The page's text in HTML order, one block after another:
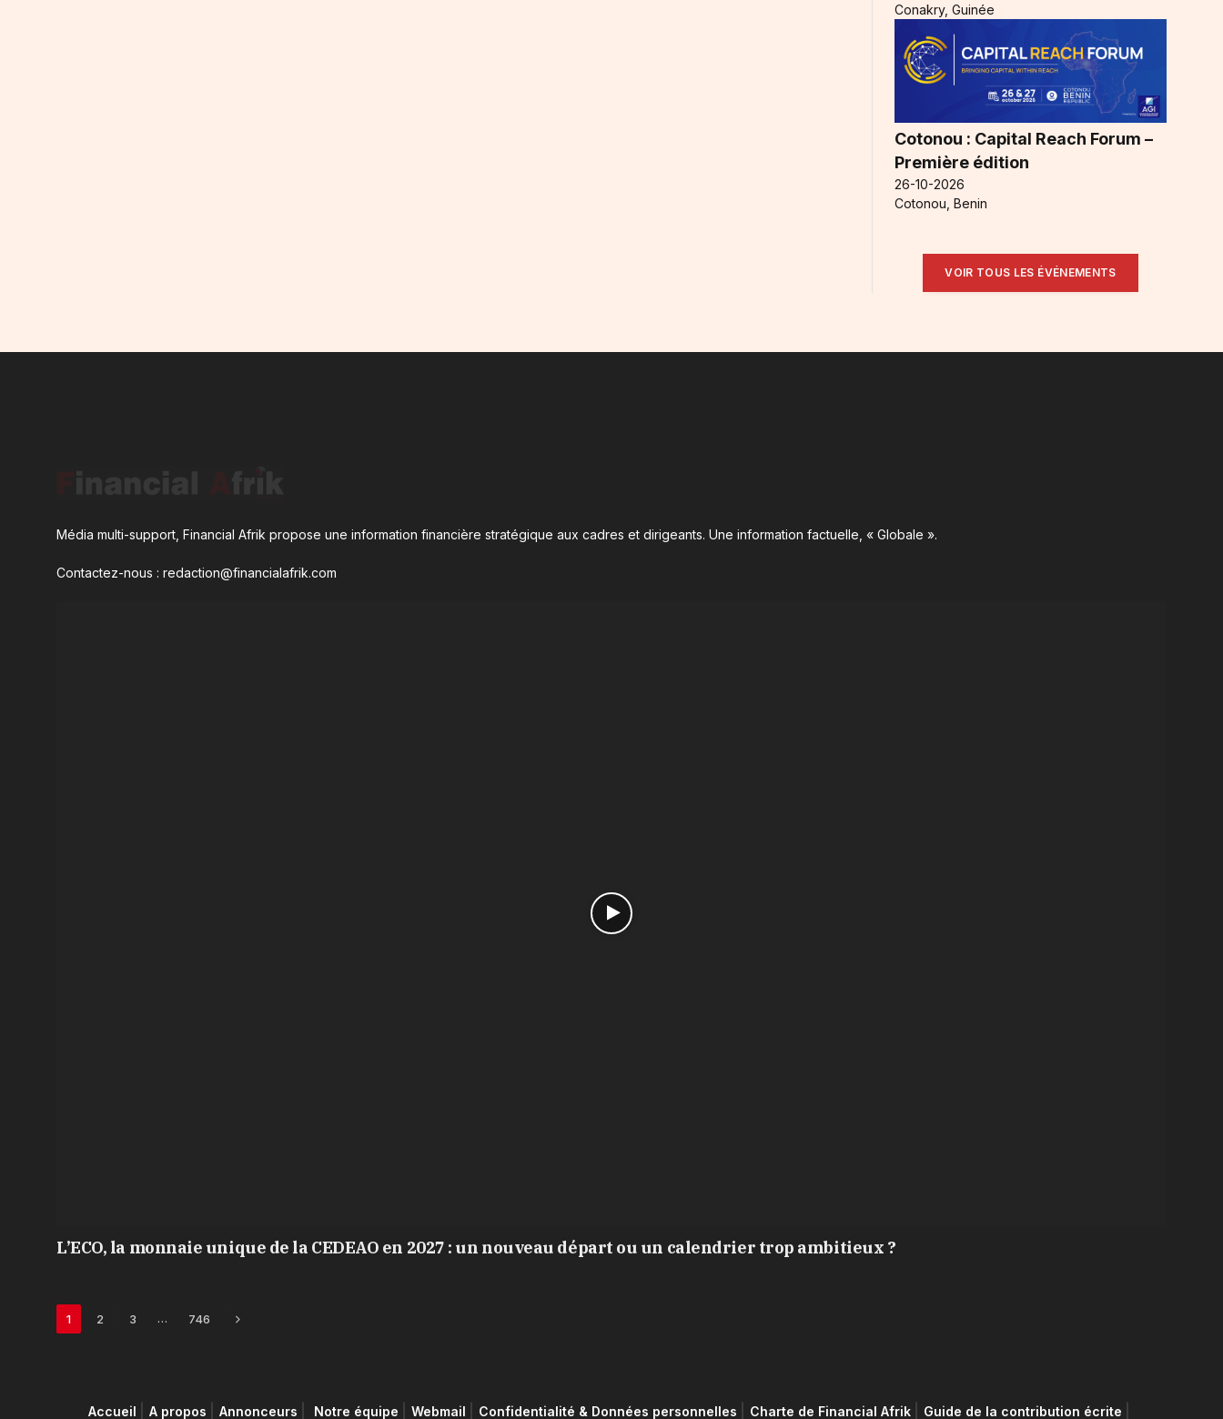
Conakry, Guinée
Cotonou : Capital Reach Forum –
Première édition
26-10-2026
Cotonou, Benin
VOIR TOUS LES ÉVÉNEMENTS
Média multi-support, Financial Afrik propose une information financière stratégique aux cadres et dirigeants. Une information factuelle, « Globale ».
Contactez-nous : redaction@financialafrik.com
L’ECO, la monnaie unique de la CEDEAO en 2027 : un nouveau départ ou un calendrier trop ambitieux ?
1 2 3 … 746 Next
Accueil A propos Annonceurs Notre équipe Webmail Confidentialité & Données personnelles Charte de Financial Afrik Guide de la contribution écrite